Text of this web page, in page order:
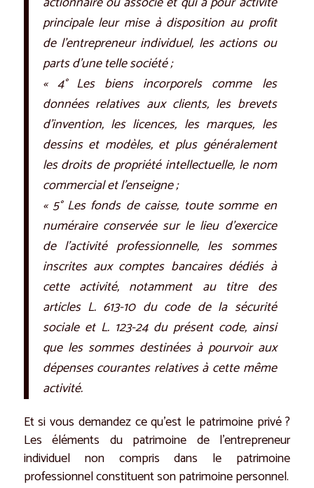
principale leur mise à disposition au profit
de l’entrepreneur individuel, les actions ou
parts d’une telle société ;
« 4° Les biens incorporels comme les
données relatives aux clients, les brevets
d’invention, les licences, les marques, les
dessins et modèles, et plus généralement
les droits de propriété intellectuelle, le nom
commercial et l’enseigne ;
« 5° Les fonds de caisse, toute somme en
numéraire conservée sur le lieu d’exercice
de l’activité professionnelle, les sommes
inscrites aux comptes bancaires dédiés à
cette activité, notamment au titre des
articles L. 613-10 du code de la sécurité
sociale et L. 123-24 du présent code, ainsi
que les sommes destinées à pourvoir aux
dépenses courantes relatives à cette même
activité.
Et si vous demandez ce qu’est le patrimoine privé ?
Les éléments du patrimoine de l’entrepreneur
individuel non compris dans le patrimoine
professionnel constituent son patrimoine personnel.